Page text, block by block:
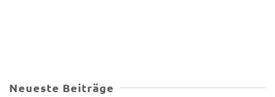
Neueste Beiträge